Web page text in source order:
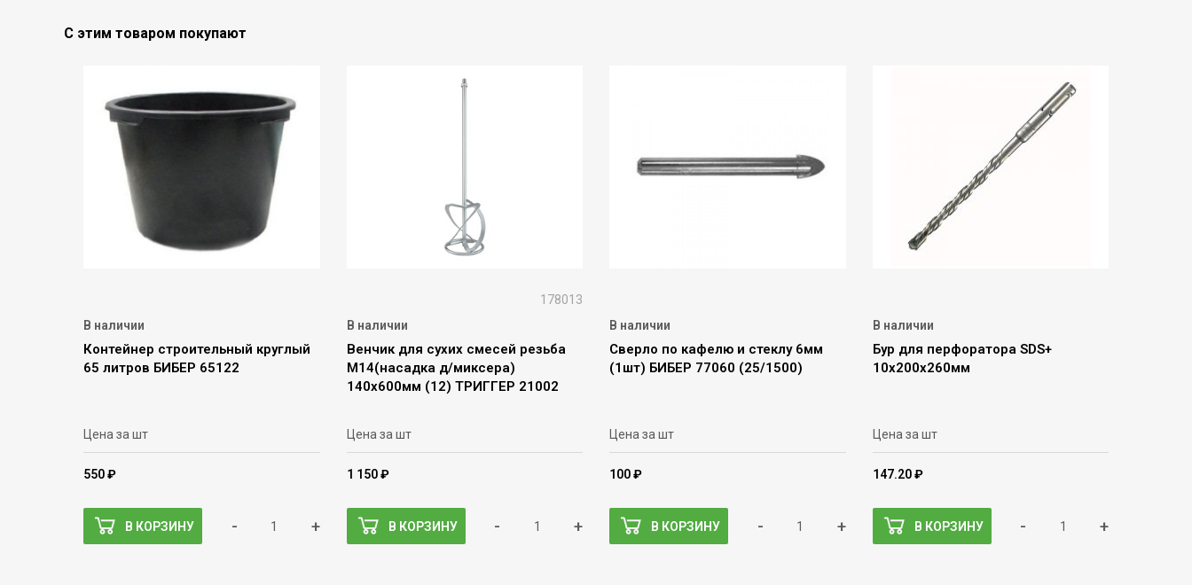
С этим товаром покупают
В наличии
Контейнер строительный круглый
65 литров БИБЕР 65122
Цена за шт
550 ₽
В КОРЗИНУ - +
178013
В наличии
Венчик для сухих смесей резьба
М14(насадка д/миксера)
140х600мм (12) ТРИГГЕР 21002
Цена за шт
1 150 ₽
В КОРЗИНУ - +
В наличии
Сверло по кафелю и стеклу 6мм
(1шт) БИБЕР 77060 (25/1500)
Цена за шт
100 ₽
В КОРЗИНУ - +
В наличии
Бур для перфоратора SDS+
10х200х260мм
Цена за шт
147.20 ₽
В КОРЗИНУ - +